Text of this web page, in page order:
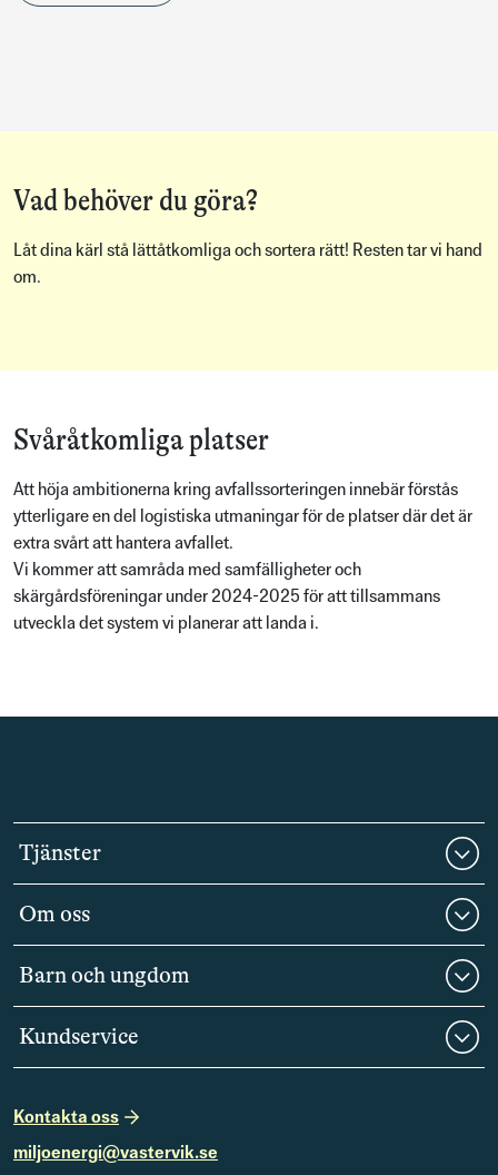
Vad behöver du göra?
Låt dina kärl stå lättåtkomliga och sortera rätt! Resten tar vi hand
om.
Svåråtkomliga platser
Att höja ambitionerna kring avfallssorteringen innebär förstås
ytterligare en del logistiska utmaningar för de platser där det är
extra svårt att hantera avfallet.
Vi kommer att samråda med samfälligheter och
skärgårdsföreningar under 2024-2025 för att tillsammans
utveckla det system vi planerar att landa i.
Tjänster
Om oss
Barn och ungdom
Kundservice
Kontakta oss
miljoenergi@vastervik.se